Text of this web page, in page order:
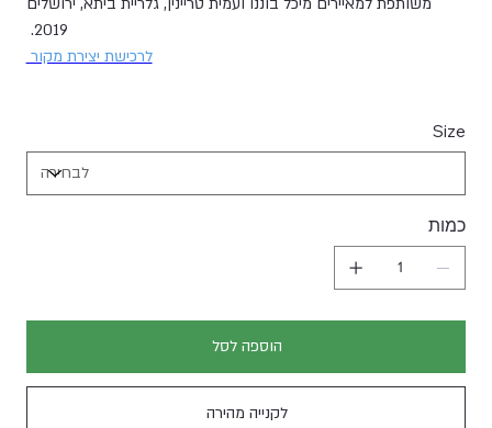
2019.
לרכישת יצירת מקור
Size
כמות
הוספה לסל
לקנייה מהירה